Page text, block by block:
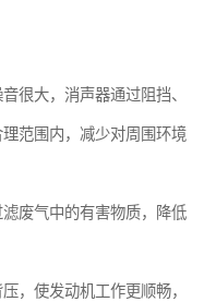
很大，消声器通过阻挡、
范围内，减少对周围环境
废气中的有害物质，降低
，使发动机工作更顺畅，